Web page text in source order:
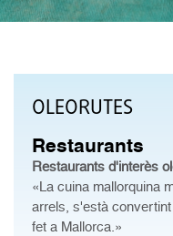
OLEORUTES
Restaurants
Restaurants d'interès
«La cuina mallorquina
arrels, s'està
fet a Mallorca.»